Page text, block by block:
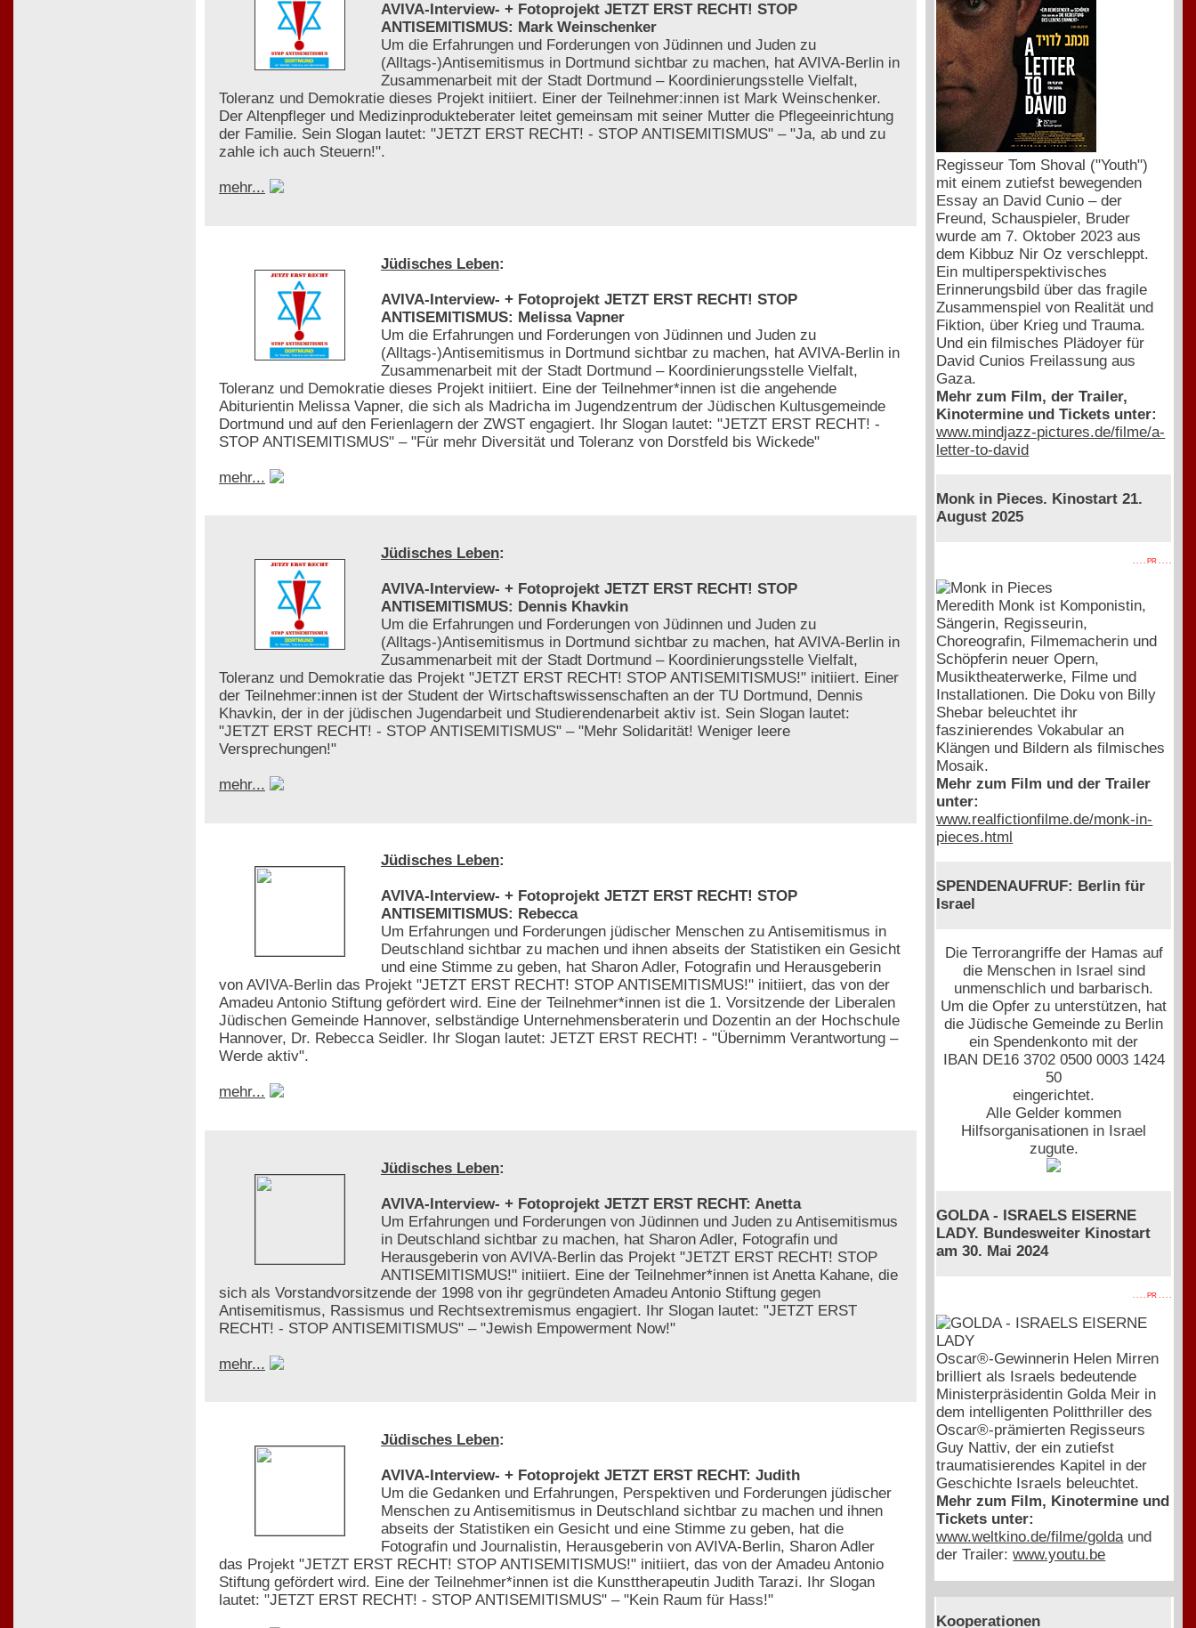
AVIVA-Interview- + Fotoprojekt JETZT ERST RECHT! STOP
ANTISEMITISMUS: Mark Weinschenker
Um die Erfahrungen und Forderungen von Jüdinnen und Juden zu
(Alltags-)Antisemitismus in Dortmund sichtbar zu machen, hat AVIVA-Berlin in
Zusammenarbeit mit der Stadt Dortmund – Koordinierungsstelle Vielfalt,
Toleranz und Demokratie dieses Projekt initiiert. Einer der Teilnehmer:innen ist Mark Weinschenker.
Der Altenpfleger und Medizinprodukteberater leitet gemeinsam mit seiner Mutter die Pflegeeinrichtung
der Familie. Sein Slogan lautet: "JETZT ERST RECHT! - STOP ANTISEMITISMUS" – "Ja, ab und zu
zahle ich auch Steuern!".
mehr...
Jüdisches Leben:
AVIVA-Interview- + Fotoprojekt JETZT ERST RECHT! STOP
ANTISEMITISMUS: Melissa Vapner
Um die Erfahrungen und Forderungen von Jüdinnen und Juden zu
(Alltags-)Antisemitismus in Dortmund sichtbar zu machen, hat AVIVA-Berlin in
Zusammenarbeit mit der Stadt Dortmund – Koordinierungsstelle Vielfalt,
Toleranz und Demokratie dieses Projekt initiiert. Eine der Teilnehmer*innen ist die angehende
Abiturientin Melissa Vapner, die sich als Madricha im Jugendzentrum der Jüdischen Kultusgemeinde
Dortmund und auf den Ferienlagern der ZWST engagiert. Ihr Slogan lautet: "JETZT ERST RECHT! -
STOP ANTISEMITISMUS" – "Für mehr Diversität und Toleranz von Dorstfeld bis Wickede"
mehr...
Jüdisches Leben:
AVIVA-Interview- + Fotoprojekt JETZT ERST RECHT! STOP
ANTISEMITISMUS: Dennis Khavkin
Um die Erfahrungen und Forderungen von Jüdinnen und Juden zu
(Alltags-)Antisemitismus in Dortmund sichtbar zu machen, hat AVIVA-Berlin in
Zusammenarbeit mit der Stadt Dortmund – Koordinierungsstelle Vielfalt,
Toleranz und Demokratie das Projekt "JETZT ERST RECHT! STOP ANTISEMITISMUS!" initiiert. Einer
der Teilnehmer:innen ist der Student der Wirtschaftswissenschaften an der TU Dortmund, Dennis
Khavkin, der in der jüdischen Jugendarbeit und Studierendenarbeit aktiv ist. Sein Slogan lautet:
"JETZT ERST RECHT! - STOP ANTISEMITISMUS" – "Mehr Solidarität! Weniger leere
Versprechungen!"
mehr...
Jüdisches Leben:
AVIVA-Interview- + Fotoprojekt JETZT ERST RECHT! STOP
ANTISEMITISMUS: Rebecca
Um Erfahrungen und Forderungen jüdischer Menschen zu Antisemitismus in
Deutschland sichtbar zu machen und ihnen abseits der Statistiken ein Gesicht
und eine Stimme zu geben, hat Sharon Adler, Fotografin und Herausgeberin
von AVIVA-Berlin das Projekt "JETZT ERST RECHT! STOP ANTISEMITISMUS!" initiiert, das von der
Amadeu Antonio Stiftung gefördert wird. Eine der Teilnehmer*innen ist die 1. Vorsitzende der Liberalen
Jüdischen Gemeinde Hannover, selbständige Unternehmensberaterin und Dozentin an der Hochschule
Hannover, Dr. Rebecca Seidler. Ihr Slogan lautet: JETZT ERST RECHT! - "Übernimm Verantwortung –
Werde aktiv".
mehr...
Jüdisches Leben:
AVIVA-Interview- + Fotoprojekt JETZT ERST RECHT: Anetta
Um Erfahrungen und Forderungen von Jüdinnen und Juden zu Antisemitismus
in Deutschland sichtbar zu machen, hat Sharon Adler, Fotografin und
Herausgeberin von AVIVA-Berlin das Projekt "JETZT ERST RECHT! STOP
ANTISEMITISMUS!" initiiert. Eine der Teilnehmer*innen ist Anetta Kahane, die
sich als Vorstandvorsitzende der 1998 von ihr gegründeten Amadeu Antonio Stiftung gegen
Antisemitismus, Rassismus und Rechtsextremismus engagiert. Ihr Slogan lautet: "JETZT ERST
RECHT! - STOP ANTISEMITISMUS" – "Jewish Empowerment Now!"
mehr...
Jüdisches Leben:
AVIVA-Interview- + Fotoprojekt JETZT ERST RECHT: Judith
Um die Gedanken und Erfahrungen, Perspektiven und Forderungen jüdischer
Menschen zu Antisemitismus in Deutschland sichtbar zu machen und ihnen
abseits der Statistiken ein Gesicht und eine Stimme zu geben, hat die
Fotografin und Journalistin, Herausgeberin von AVIVA-Berlin, Sharon Adler
das Projekt "JETZT ERST RECHT! STOP ANTISEMITISMUS!" initiiert, das von der Amadeu Antonio
Stiftung gefördert wird. Eine der Teilnehmer*innen ist die Kunsttherapeutin Judith Tarazi. Ihr Slogan
lautet: "JETZT ERST RECHT! - STOP ANTISEMITISMUS" – "Kein Raum für Hass!"
Regisseur Tom Shoval ("Youth")
mit einem zutiefst bewegenden
Essay an David Cunio – der
Freund, Schauspieler, Bruder
wurde am 7. Oktober 2023 aus
dem Kibbuz Nir Oz verschleppt.
Ein multiperspektivisches
Erinnerungsbild über das fragile
Zusammenspiel von Realität und
Fiktion, über Krieg und Trauma.
Und ein filmisches Plädoyer für
David Cunios Freilassung aus
Gaza.
Mehr zum Film, der Trailer,
Kinotermine und Tickets unter:
www.mindjazz-pictures.de/filme/a-
letter-to-david
Monk in Pieces. Kinostart 21.
August 2025
. . . . PR . . . .
Meredith Monk ist Komponistin,
Sängerin, Regisseurin,
Choreografin, Filmemacherin und
Schöpferin neuer Opern,
Musiktheaterwerke, Filme und
Installationen. Die Doku von Billy
Shebar beleuchtet ihr
faszinierendes Vokabular an
Klängen und Bildern als filmisches
Mosaik.
Mehr zum Film und der Trailer
unter:
www.realfictionfilme.de/monk-in-
pieces.html
SPENDENAUFRUF: Berlin für
Israel
Die Terrorangriffe der Hamas auf
die Menschen in Israel sind
unmenschlich und barbarisch.
Um die Opfer zu unterstützen, hat
die Jüdische Gemeinde zu Berlin
ein Spendenkonto mit der
IBAN DE16 3702 0500 0003 1424
50
eingerichtet.
Alle Gelder kommen
Hilfsorganisationen in Israel
zugute.
GOLDA - ISRAELS EISERNE
LADY. Bundesweiter Kinostart
am 30. Mai 2024
. . . . PR . . . .
Oscar®-Gewinnerin Helen Mirren
brilliert als Israels bedeutende
Ministerpräsidentin Golda Meir in
dem intelligenten Politthriller des
Oscar®-prämierten Regisseurs
Guy Nattiv, der ein zutiefst
traumatisierendes Kapitel in der
Geschichte Israels beleuchtet.
Mehr zum Film, Kinotermine und
Tickets unter:
www.weltkino.de/filme/golda und
der Trailer:www.youtu.be
Kooperationen